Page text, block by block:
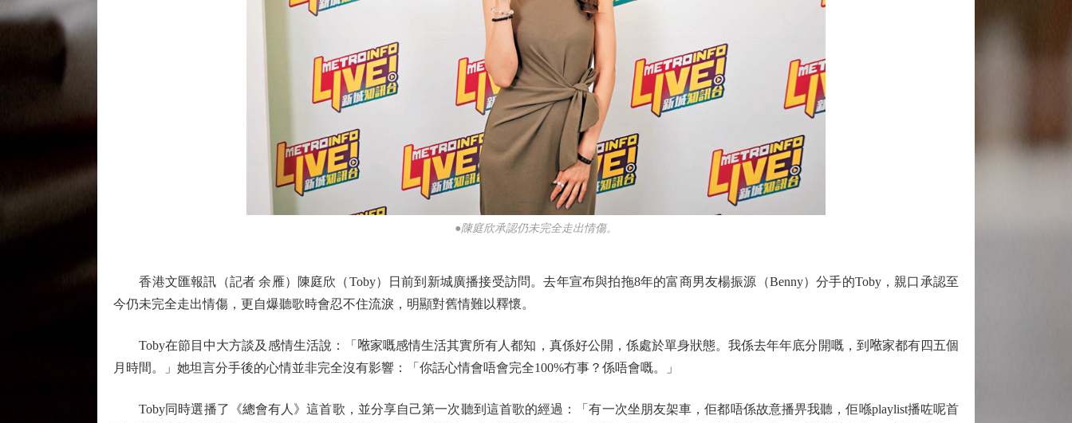
●陳庭欣承認仍未完全走出情傷。
香港文匯報訊（記者 余雁）陳庭欣（Toby）日前到新城廣播接受訪問。去年宣布與拍拖8年的富商男友楊振源（Benny）分手的Toby，親口承認至
今仍未完全走出情傷，更自爆聽歌時會忍不住流淚，明顯對舊情難以釋懷。
Toby在節目中大方談及感情生活說：「𠵱家嘅感情生活其實所有人都知，真係好公開，係處於單身狀態。我係去年年底分開嘅，到𠵱家都有四五個
月時間。」她坦言分手後的心情並非完全沒有影響：「你話心情會唔會完全100%冇事？係唔會嘅。」
Toby同時選播了《總會有人》這首歌，並分享自己第一次聽到這首歌的經過：「有一次坐朋友架車，佢都唔係故意播畀我聽，佢喺playlist播咗呢首